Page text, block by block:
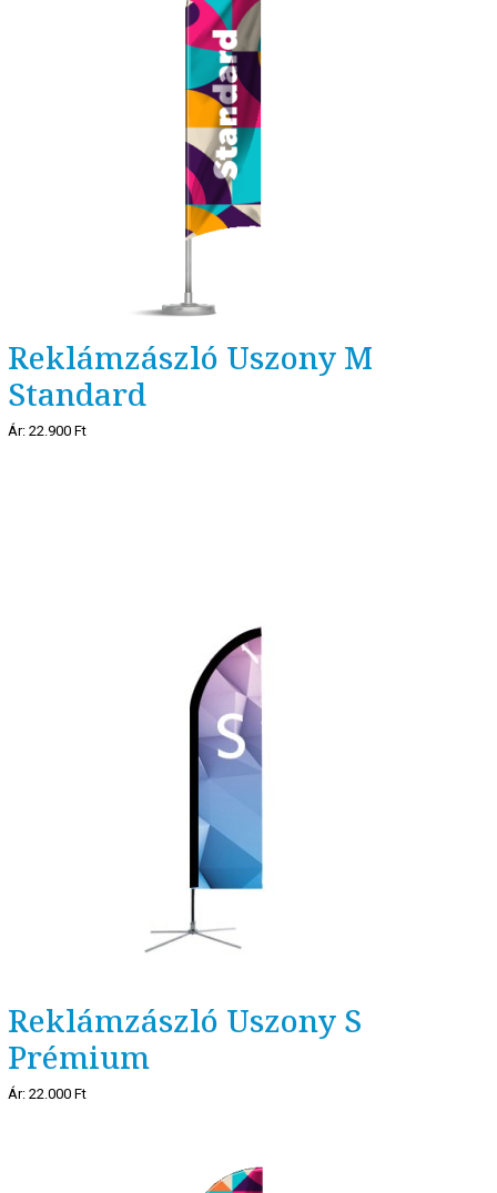
Reklámzászló Uszony M
Standard
Ár: 22.900 Ft
Reklámzászló Uszony S
Prémium
Ár: 22.000 Ft